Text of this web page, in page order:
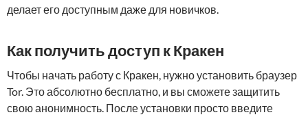
делает его доступным даже для новичков.
Как получить доступ к Кракен
Чтобы начать работу с Кракен, нужно установить браузер
Tor. Это абсолютно бесплатно, и вы сможете защитить
свою анонимность. После установки просто введите